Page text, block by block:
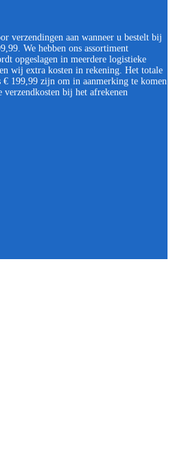
verzendingen aan wanneer u bestelt bij
We hebben ons assortiment
opgeslagen in meerdere logistieke
wij extra kosten in rekening. Het totale
199,99 zijn om in aanmerking te komen
bij het afrekenen